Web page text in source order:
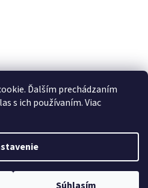
Ďalším prechádzaním
s ich používaním. Viac
tomitechsk/
Shoptet